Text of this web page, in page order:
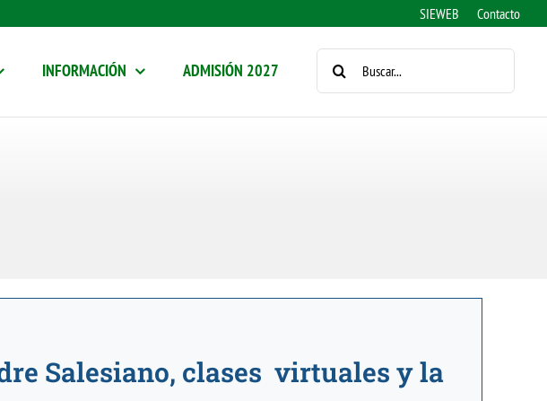
SIEWEB Contacto
INFORMACIÓN ADMISIÓN 2027 BUSCAR:
Salesiano, clases virtuales y la